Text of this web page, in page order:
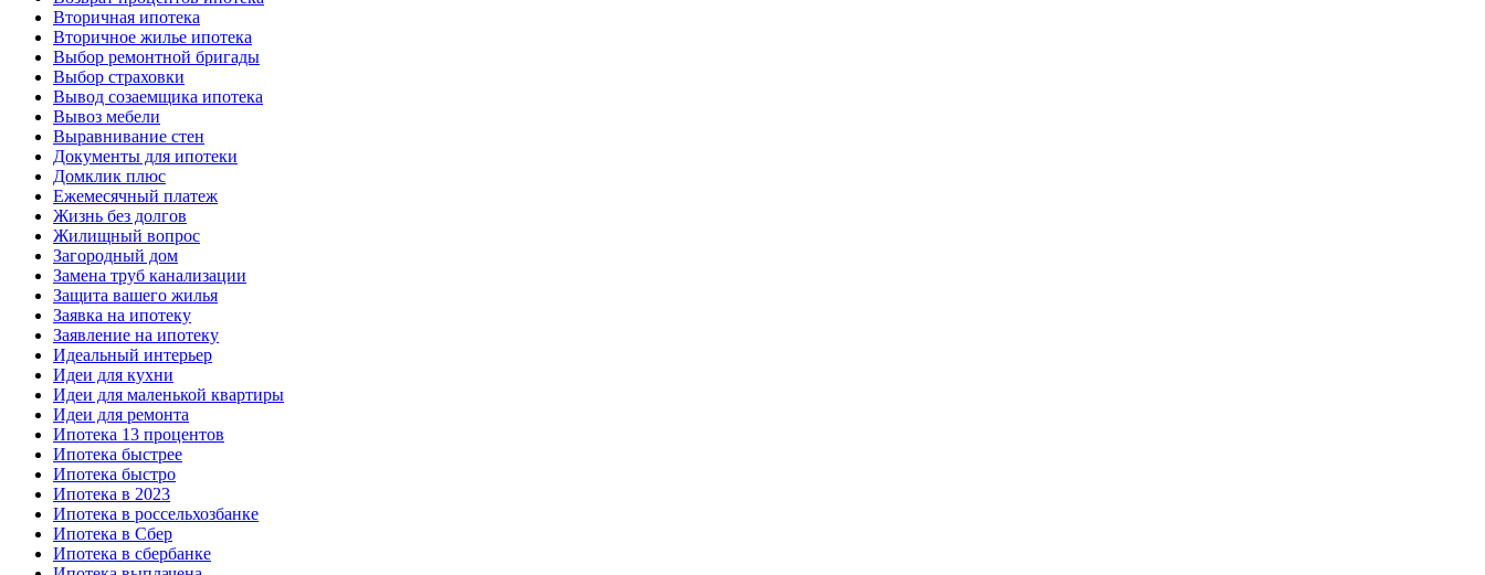
Вторичная ипотека
Вторичное жилье ипотека
Выбор ремонтной бригады
Выбор страховки
Вывод созаемщика ипотека
Вывоз мебели
Выравнивание стен
Документы для ипотеки
Домклик плюс
Ежемесячный платеж
Жизнь без долгов
Жилищный вопрос
Загородный дом
Замена труб канализации
Защита вашего жилья
Заявка на ипотеку
Заявление на ипотеку
Идеальный интерьер
Идеи для кухни
Идеи для маленькой квартиры
Идеи для ремонта
Ипотека 13 процентов
Ипотека быстрее
Ипотека быстро
Ипотека в 2023
Ипотека в россельхозбанке
Ипотека в Сбер
Ипотека в сбербанке